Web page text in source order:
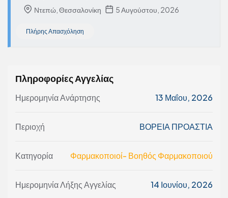
Ντεπώ, Θεσσαλονίκη 5 Αυγούστου, 2026
Πλήρης Απασχόληση
Πληροφορίες Αγγελίας
Ημερομηνία Ανάρτησης 13 Μαΐου, 2026
Περιοχή ΒΟΡΕΙΑ ΠΡΟΑΣΤΙΑ
Κατηγορία Φαρμακοποιοί- Βοηθός Φαρμακοποιού
Ημερομηνία Λήξης Αγγελίας 14 Ιουνίου, 2026